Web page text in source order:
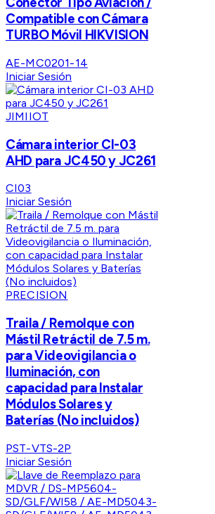
Compatible con Cámara
TURBO Móvil HIKVISION
AE-MC0201-14
Iniciar Sesión
JIMIIOT
Cámara interior CI-03
AHD para JC450 y JC261
CI03
Iniciar Sesión
PRECISION
Traila / Remolque con
Mástil Retráctil de 7.5 m.
para Videovigilancia o
Iluminación, con
capacidad para Instalar
Módulos Solares y
Baterías (No incluidos)
PST-VTS-2P
Iniciar Sesión